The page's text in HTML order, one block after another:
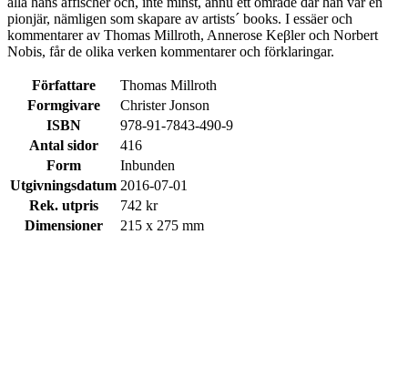
pionjär, nämligen som skapare av artists´ books. I essäer och
kommentarer av Thomas Millroth, Annerose Keβler och Norbert
Nobis, får de olika verken kommentarer och förklaringar.
Författare
Thomas Millroth
Formgivare
Christer Jonson
ISBN
978-91-7843-490-9
Antal sidor
416
Form
Inbunden
Utgivningsdatum 2016-07-01
Rek. utpris
742 kr
Dimensioner
215 x 275 mm